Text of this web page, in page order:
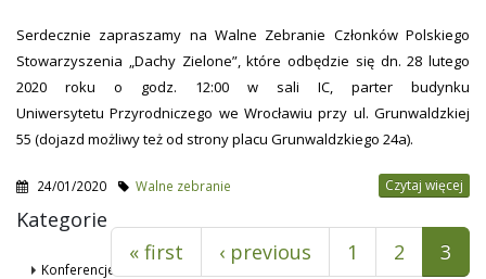
Serdecznie zapraszamy na Walne Zebranie Członków Polskiego
Stowarzyszenia „Dachy Zielone”, które odbędzie się dn. 28 lutego
2020 roku o godz. 12:00 w sali IC, parter budynku
Uniwersytetu Przyrodniczego we Wrocławiu przy ul. Grunwaldzkiej
55 (dojazd możliwy też od strony placu Grunwaldzkiego 24a).
24/01/2020 Walne zebranie Czytaj więcej
Pages
« first ‹ previous 1 2 3
Kategorie
Konferencje